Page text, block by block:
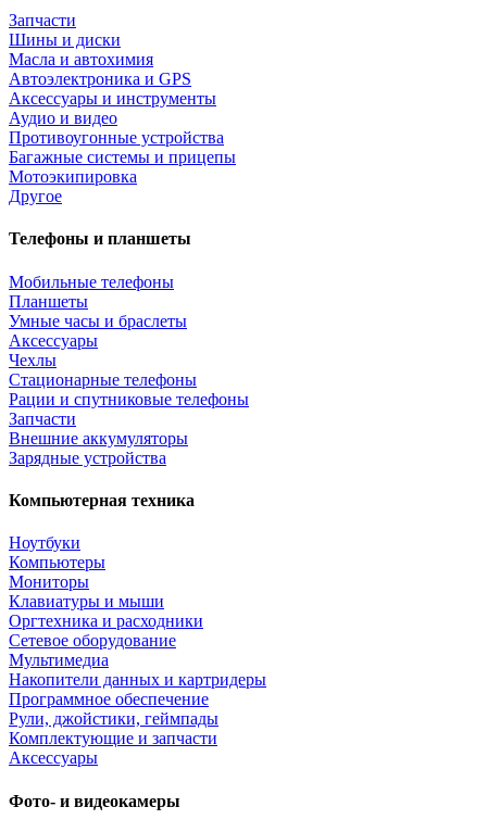
Запчасти
Шины и диски
Масла и автохимия
Автоэлектроника и GPS
Аксессуары и инструменты
Аудио и видео
Противоугонные устройства
Багажные системы и прицепы
Мотоэкипировка
Другое
Телефоны и планшеты
Мобильные телефоны
Планшеты
Умные часы и браслеты
Аксессуары
Чехлы
Стационарные телефоны
Рации и спутниковые телефоны
Запчасти
Внешние аккумуляторы
Зарядные устройства
Компьютерная техника
Ноутбуки
Компьютеры
Мониторы
Клавиатуры и мыши
Оргтехника и расходники
Сетевое оборудование
Мультимедиа
Накопители данных и картридеры
Программное обеспечение
Рули, джойстики, геймпады
Комплектующие и запчасти
Аксессуары
Фото- и видеокамеры